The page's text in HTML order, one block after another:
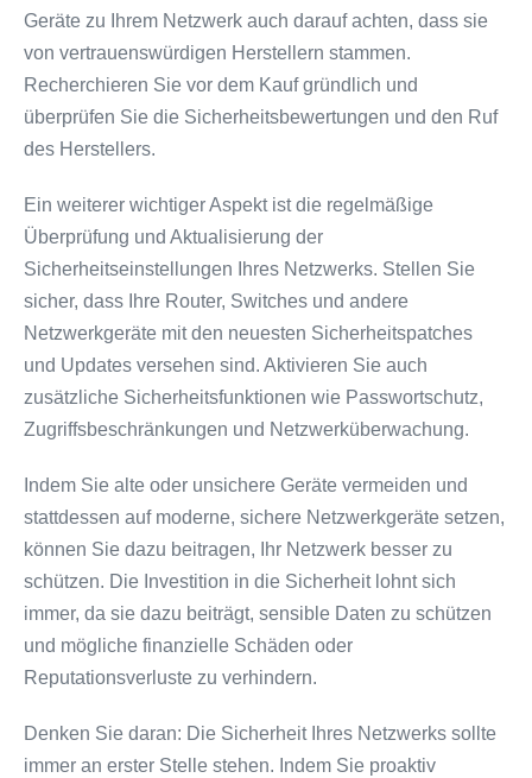
Geräte zu Ihrem Netzwerk auch darauf achten, dass sie
von vertrauenswürdigen Herstellern stammen.
Recherchieren Sie vor dem Kauf gründlich und
überprüfen Sie die Sicherheitsbewertungen und den Ruf
des Herstellers.
Ein weiterer wichtiger Aspekt ist die regelmäßige
Überprüfung und Aktualisierung der
Sicherheitseinstellungen Ihres Netzwerks. Stellen Sie
sicher, dass Ihre Router, Switches und andere
Netzwerkgeräte mit den neuesten Sicherheitspatches
und Updates versehen sind. Aktivieren Sie auch
zusätzliche Sicherheitsfunktionen wie Passwortschutz,
Zugriffsbeschränkungen und Netzwerküberwachung.
Indem Sie alte oder unsichere Geräte vermeiden und
stattdessen auf moderne, sichere Netzwerkgeräte setzen,
können Sie dazu beitragen, Ihr Netzwerk besser zu
schützen. Die Investition in die Sicherheit lohnt sich
immer, da sie dazu beiträgt, sensible Daten zu schützen
und mögliche finanzielle Schäden oder
Reputationsverluste zu verhindern.
Denken Sie daran: Die Sicherheit Ihres Netzwerks sollte
immer an erster Stelle stehen. Indem Sie proaktiv